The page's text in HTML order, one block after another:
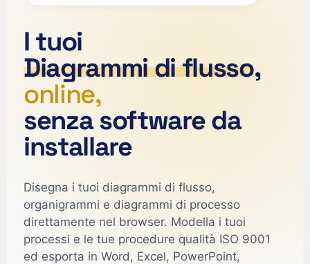
I tuoi
Diagrammi di flusso,
online,
senza software da
installare
Disegna i tuoi diagrammi di flusso,
organigrammi e diagrammi di processo
direttamente nel browser. Modella i tuoi
processi e le tue procedure qualità ISO 9001
ed esporta in Word, Excel, PowerPoint,